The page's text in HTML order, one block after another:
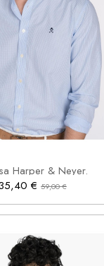
Harper & Neyer.
€ 59,00 €
XL
Añadir al carrito